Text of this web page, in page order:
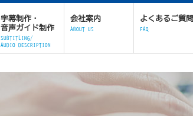
字幕制作・
音声ガイド制作
SUBTITLING/
AUDIO DESCRIPTION
会社案内
ABOUT US
よくあるご質問
FAQ